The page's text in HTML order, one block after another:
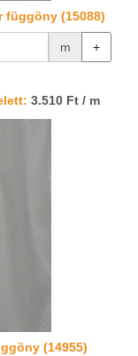
függöny (15088)
m +
3.510 Ft / m
(14955)